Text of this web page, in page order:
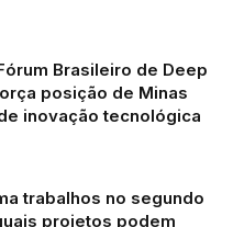
Brasileiro de Deep
posição de Minas
inovação tecnológica
trabalhos no segundo
projetos podem